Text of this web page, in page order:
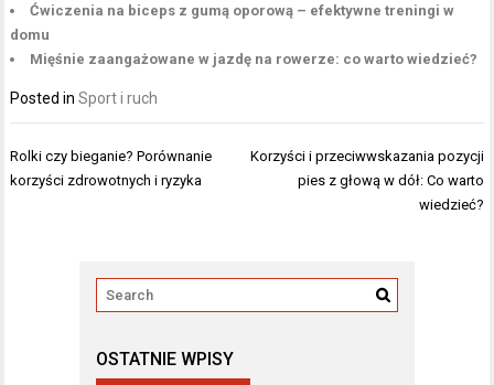
Ćwiczenia na biceps z gumą oporową – efektywne treningi w
domu
Mięśnie zaangażowane w jazdę na rowerze: co warto wiedzieć?
Posted inSport i ruch
Nawigacja
wpisu
Rolki czy bieganie? Porównanie
korzyści zdrowotnych i ryzyka
Korzyści i przeciwwskazania pozycji
pies z głową w dół: Co warto
wiedzieć?
OSTATNIE WPISY